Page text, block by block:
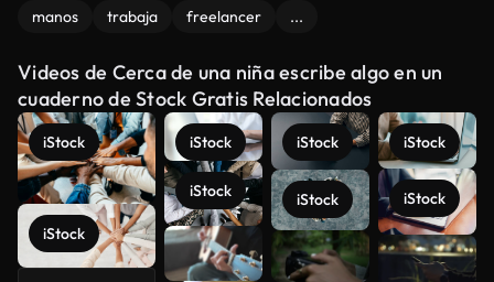
manos trabaja freelancer ...
Videos de Cerca de una niña escribe algo en un
cuaderno de Stock Gratis Relacionados
iStock
iStock
iStock
iStock
iStock
iStock
iStock
iStock
Ver más